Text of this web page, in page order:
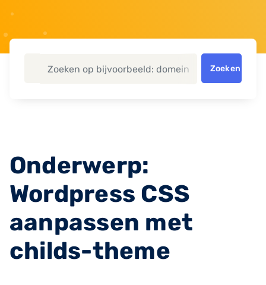
Zoeken
Onderwerp:
Wordpress CSS
aanpassen met
childs-theme